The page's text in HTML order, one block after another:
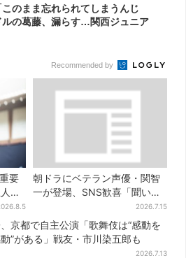
のまま忘れられてしまうんじ
ルの葛藤、漏らす…関西ジュニア
Recommended by
要
ラ
朝ドラにベテラン声優・関智
一が登場、SNS歓喜「聞いた
ことある声がすると思った
ら！」
2026.7.15
京都で自主公演「歌舞伎は“感動を
”がある」戦友・市川染五郎も
2026.7.13